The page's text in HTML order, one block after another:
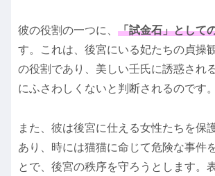
彼の役割の一つに、 「試金石」として
す。これは、後宮にいる妃たちの貞操
の役割であり、美しい壬氏に誘惑され
にふさわしくないと判断されるのです。
また、彼は後宮に仕える女性たちを保
あり、時には猫猫に命じて危険な事件
とで、後宮の秩序を守ろうとします。